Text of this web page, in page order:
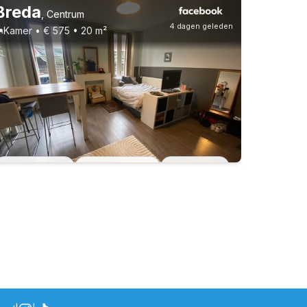
4 dagen geleden
Centrum
Kamer • € 575 • 20 m²
Vast contract 3 huisgenoten Studenten